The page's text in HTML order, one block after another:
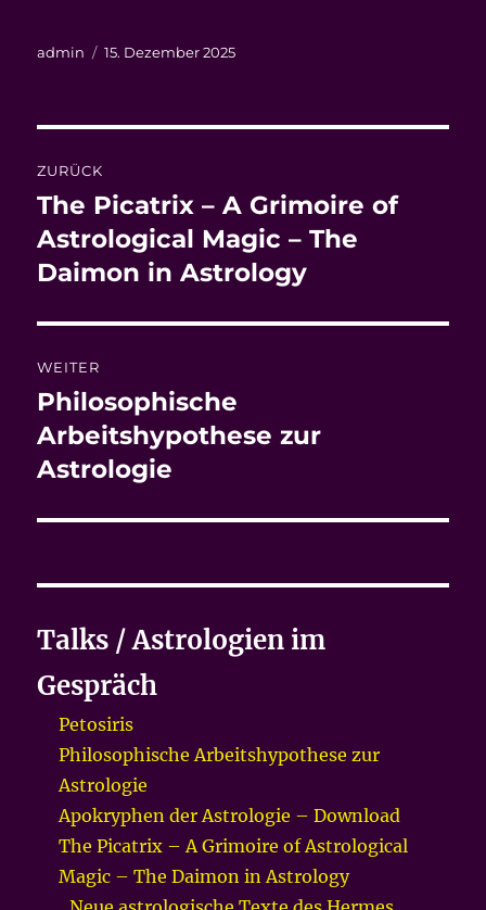
Autor
admin
Veröffentlicht
15. Dezember 2025
Navigation
ZURÜCK
Vorheriger
Beitrag:
The Picatrix – A Grimoire of
Astrological Magic – The
Daimon in Astrology
WEITER
Nächster
Beitrag:
Philosophische
Arbeitshypothese zur
Astrologie
Talks / Astrologien im
Gespräch
Petosiris
Philosophische Arbeitshypothese zur
Astrologie
Apokryphen der Astrologie – Download
The Picatrix – A Grimoire of Astrological
Magic – The Daimon in Astrology